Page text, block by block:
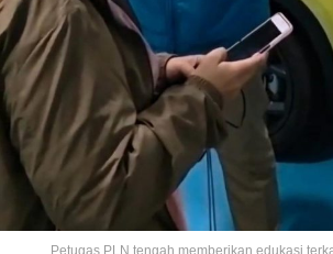
a
r
u
P
n
g
g
u
Petugas PLN tengah memberikan edukasi